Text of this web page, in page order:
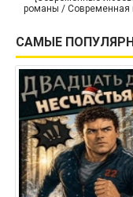
романы / Современная
САМЫЕ